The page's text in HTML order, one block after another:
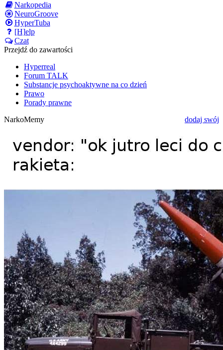
Narkopedia
NeuroGroove
HyperTuba
[H]elp
Czat
Przejdź do zawartości
Hyperreal
Forum TALK
Substancje psychoaktywne na co dzień
Prawo
Porady prawne
NarkoMemy
dodaj swój